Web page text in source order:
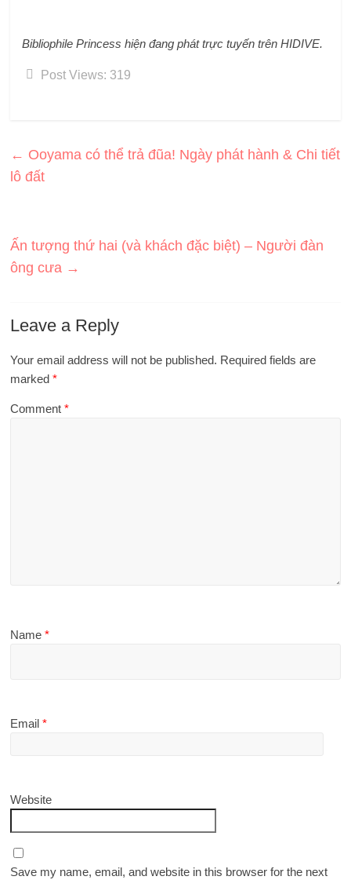
Bibliophile Princess hiện đang phát trực tuyến trên HIDIVE.
Post Views: 319
← Ooyama có thể trả đũa! Ngày phát hành & Chi tiết
lô đất
Ấn tượng thứ hai (và khách đặc biệt) – Người đàn
ông cưa →
Leave a Reply
Your email address will not be published. Required fields are
marked*
Comment*
Name*
Email*
Website
Save my name, email, and website in this browser for the next